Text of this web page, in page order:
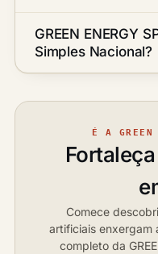
GREEN ENERGY
Simples Nacional?
É A
Comece
artificiais enxergam
completo da